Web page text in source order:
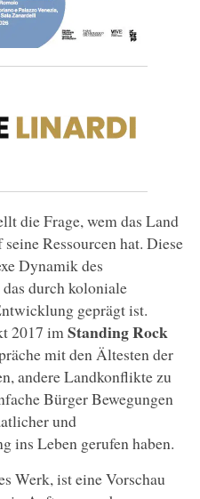
die Frage, wem das Land
Ressourcen hat. Diese
Dynamik des
durch koloniale
geprägt ist.
2017 imStanding Rock
mit den Ältesten der
andere Landkonflikte zu
Bürger Bewegungen
und
ins Leben gerufen haben.
Werk, ist eine Vorschau